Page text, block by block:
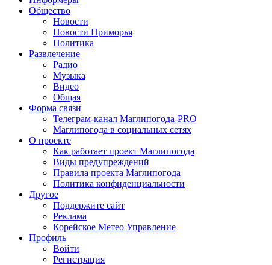
Общество
Новости
Новости Приморья
Политика
Развлечение
Радио
Музыка
Видео
Общая
Форма связи
Телеграм-канал Маглипогода-PRO
Маглипогода в социальных сетях
О проекте
Как работает проект Маглипогода
Виды предупреждений
Правила проекта Маглипогода
Политика конфиденциальности
Другое
Поддержите сайт
Реклама
Корейское Метео Управление
Профиль
Войти
Регистрация